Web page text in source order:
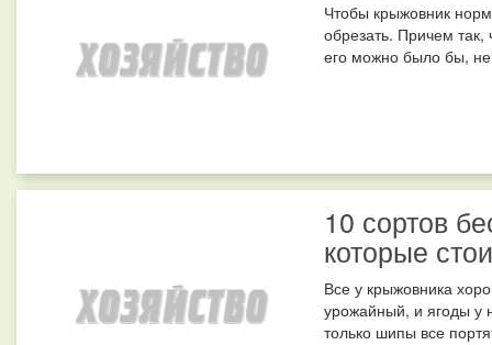
Чтобы крыжовник
обрезать. Причем
его можно было бы,
10 сортов
которые
Все у крыжовника
урожайный, и ягоды у
только шипы все